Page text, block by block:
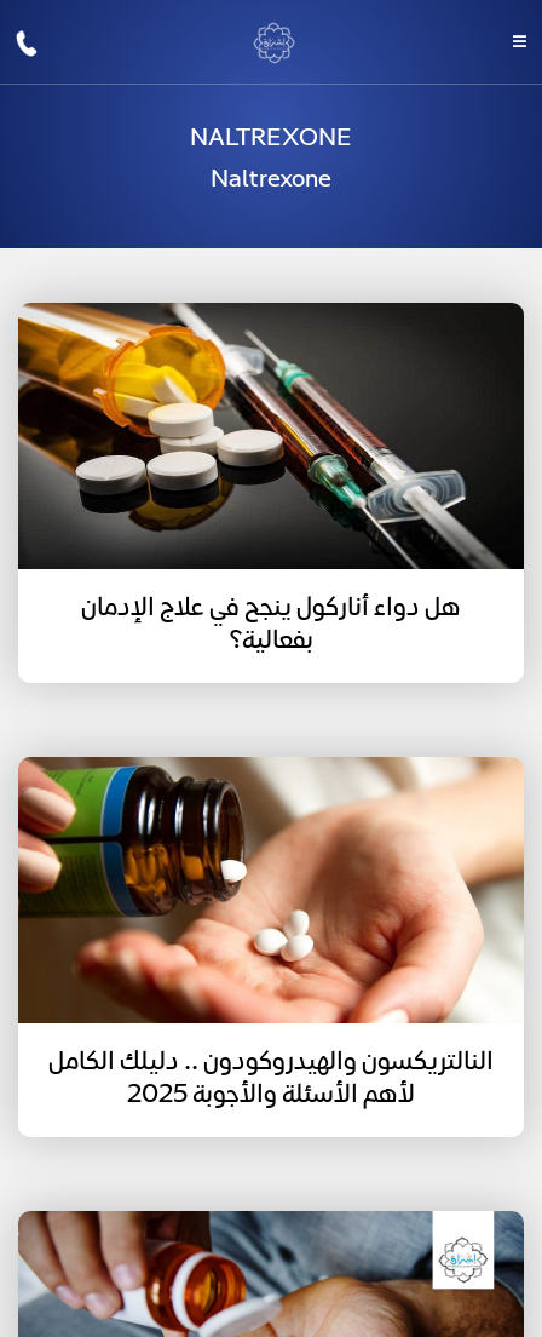
NALTREXONE
Naltrexone
هل دواء أناركول ينجح في علاج الإدمان
بفعالية؟
النالتريكسون والهيدروكودون .. دليلك الكامل
لأهم الأسئلة والأجوبة 2025